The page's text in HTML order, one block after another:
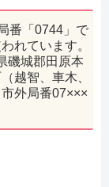
番「0744」で
れています。
磯城郡田原本
越智、車木、
外局番07×××